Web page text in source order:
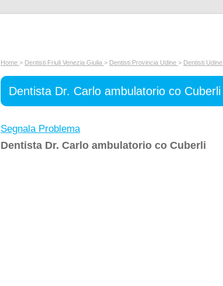
Home > Dentisti Friuli Venezia Giulia > Dentisti Provincia Udine > Dentisti Udine
Dentista Dr. Carlo ambulatorio co Cuberli
Segnala Problema
Dentista Dr. Carlo ambulatorio co Cuberli